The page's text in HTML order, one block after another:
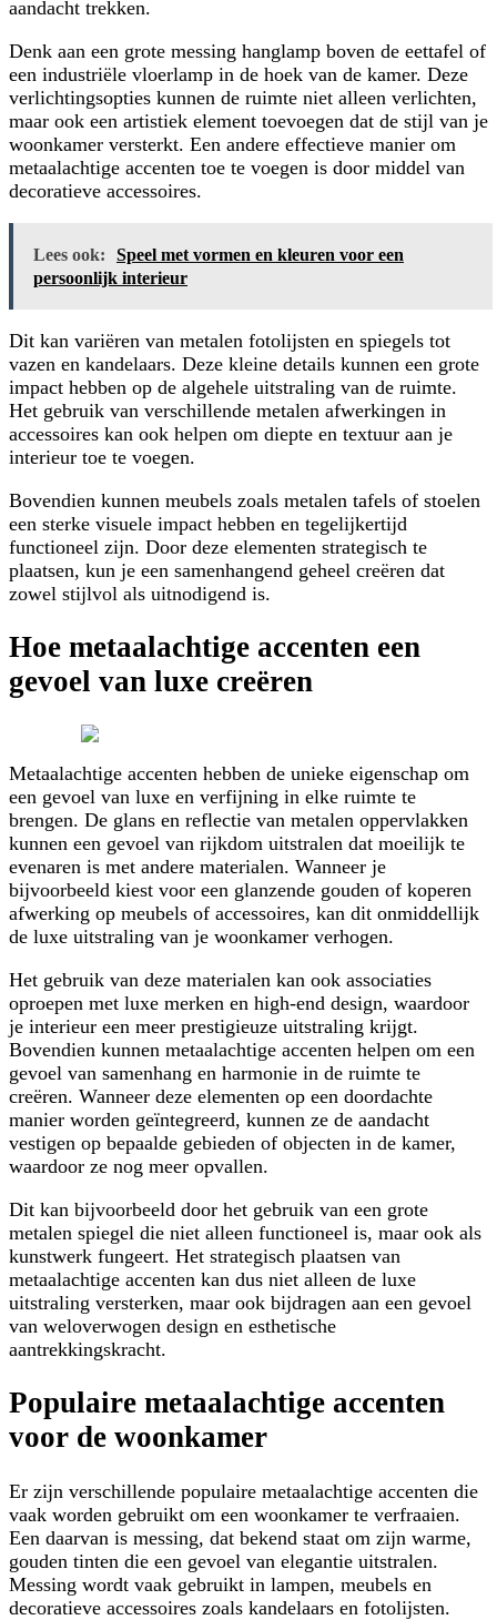
aandacht trekken.
Denk aan een grote messing hanglamp boven de eettafel of
een industriële vloerlamp in de hoek van de kamer. Deze
verlichtingsopties kunnen de ruimte niet alleen verlichten,
maar ook een artistiek element toevoegen dat de stijl van je
woonkamer versterkt. Een andere effectieve manier om
metaalachtige accenten toe te voegen is door middel van
decoratieve accessoires.
Lees ook:
Speel met vormen en kleuren voor een
persoonlijk interieur
Dit kan variëren van metalen fotolijsten en spiegels tot
vazen en kandelaars. Deze kleine details kunnen een grote
impact hebben op de algehele uitstraling van de ruimte.
Het gebruik van verschillende metalen afwerkingen in
accessoires kan ook helpen om diepte en textuur aan je
interieur toe te voegen.
Bovendien kunnen meubels zoals metalen tafels of stoelen
een sterke visuele impact hebben en tegelijkertijd
functioneel zijn. Door deze elementen strategisch te
plaatsen, kun je een samenhangend geheel creëren dat
zowel stijlvol als uitnodigend is.
Hoe metaalachtige accenten een
gevoel van luxe creëren
Metaalachtige accenten hebben de unieke eigenschap om
een gevoel van luxe en verfijning in elke ruimte te
brengen. De glans en reflectie van metalen oppervlakken
kunnen een gevoel van rijkdom uitstralen dat moeilijk te
evenaren is met andere materialen. Wanneer je
bijvoorbeeld kiest voor een glanzende gouden of koperen
afwerking op meubels of accessoires, kan dit onmiddellijk
de luxe uitstraling van je woonkamer verhogen.
Het gebruik van deze materialen kan ook associaties
oproepen met luxe merken en high-end design, waardoor
je interieur een meer prestigieuze uitstraling krijgt.
Bovendien kunnen metaalachtige accenten helpen om een
gevoel van samenhang en harmonie in de ruimte te
creëren. Wanneer deze elementen op een doordachte
manier worden geïntegreerd, kunnen ze de aandacht
vestigen op bepaalde gebieden of objecten in de kamer,
waardoor ze nog meer opvallen.
Dit kan bijvoorbeeld door het gebruik van een grote
metalen spiegel die niet alleen functioneel is, maar ook als
kunstwerk fungeert. Het strategisch plaatsen van
metaalachtige accenten kan dus niet alleen de luxe
uitstraling versterken, maar ook bijdragen aan een gevoel
van weloverwogen design en esthetische
aantrekkingskracht.
Populaire metaalachtige accenten
voor de woonkamer
Er zijn verschillende populaire metaalachtige accenten die
vaak worden gebruikt om een woonkamer te verfraaien.
Een daarvan is messing, dat bekend staat om zijn warme,
gouden tinten die een gevoel van elegantie uitstralen.
Messing wordt vaak gebruikt in lampen, meubels en
decoratieve accessoires zoals kandelaars en fotolijsten.